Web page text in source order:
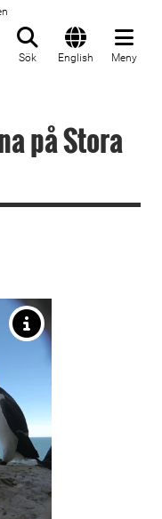
Sök English Meny
på Stora